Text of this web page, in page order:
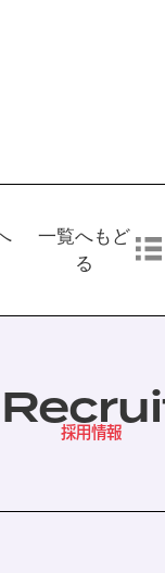
一覧へもど
る
採用情報